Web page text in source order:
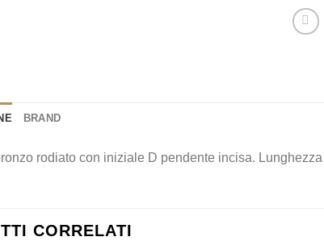
BRAND
rodiato con iniziale D pendente incisa.
CORRELATI